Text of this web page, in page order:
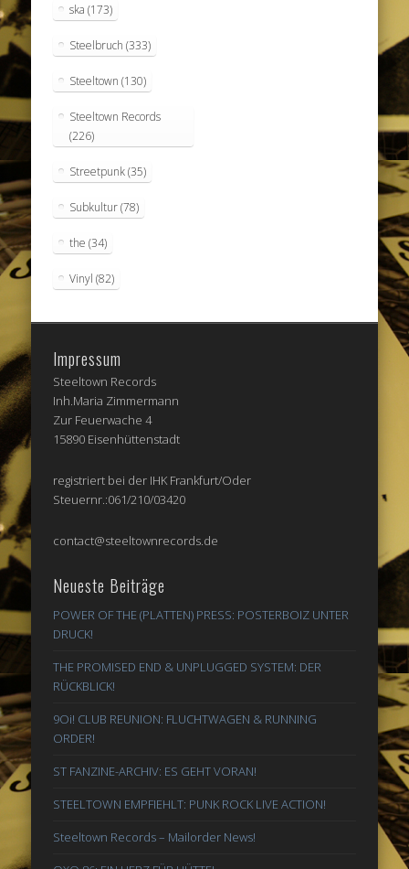
ska (173)
Steelbruch (333)
Steeltown (130)
Steeltown Records
(226)
Streetpunk(35)
Subkultur(78)
the (34)
Vinyl (82)
Impressum
Steeltown Records
Inh.Maria Zimmermann
Zur Feuerwache 4
15890 Eisenhüttenstadt
registriert bei der IHK Frankfurt/Oder
Steuernr.:061/210/03420
contact@steeltownrecords.de
Neueste Beiträge
POWER OF THE (PLATTEN) PRESS: POSTERBOIZ UNTER
DRUCK!
THE PROMISED END & UNPLUGGED SYSTEM: DER
RÜCKBLICK!
9Oi! CLUB REUNION: FLUCHTWAGEN & RUNNING
ORDER!
ST FANZINE-ARCHIV: ES GEHT VORAN!
STEELTOWN EMPFIEHLT: PUNK ROCK LIVE ACTION!
Steeltown Records – Mailorder News!